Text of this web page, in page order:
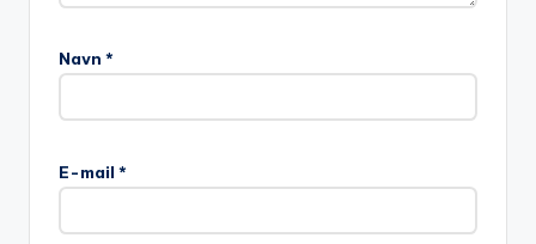
Navn *
E-mail *
t